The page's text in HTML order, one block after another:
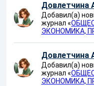
Довлетчина
Добавил(а)
журнал «
ЭКОНОМИКА,
Довлетчина
Добавил(а)
журнал «
ЭКОНОМИКА,